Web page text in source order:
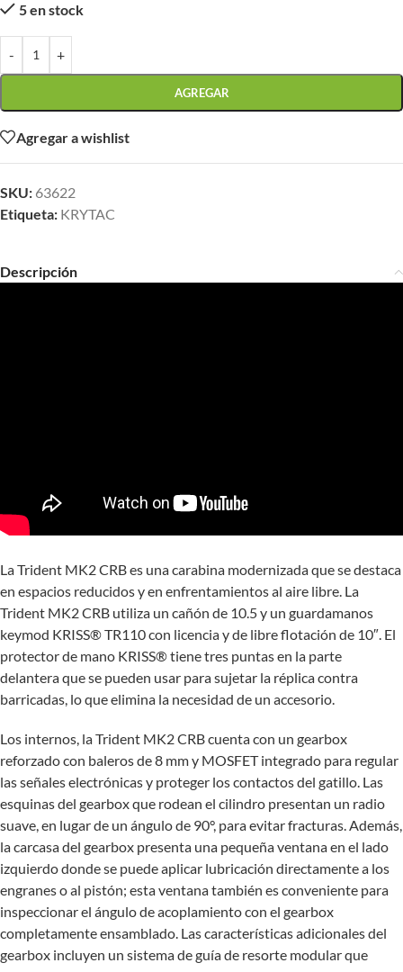
5 en stock
- +
AGREGAR
Agregar a wishlist
SKU: 63622
Etiqueta: KRYTAC
Descripción
La Trident MK2 CRB es una carabina modernizada que se destaca
en espacios reducidos y en enfrentamientos al aire libre. La
Trident MK2 CRB utiliza un cañón de 10.5 y un guardamanos
keymod KRISS® TR110 con licencia y de libre flotación de 10″. El
protector de mano KRISS® tiene tres puntas en la parte
delantera que se pueden usar para sujetar la réplica contra
barricadas, lo que elimina la necesidad de un accesorio.
Los internos, la Trident MK2 CRB cuenta con un gearbox
reforzado con baleros de 8 mm y MOSFET integrado para regular
las señales electrónicas y proteger los contactos del gatillo. Las
esquinas del gearbox que rodean el cilindro presentan un radio
suave, en lugar de un ángulo de 90°, para evitar fracturas. Además,
la carcasa del gearbox presenta una pequeña ventana en el lado
izquierdo donde se puede aplicar lubricación directamente a los
engranes o al pistón; esta ventana también es conveniente para
inspeccionar el ángulo de acoplamiento con el gearbox
completamente ensamblado. Las características adicionales del
gearbox incluyen un sistema de guía de resorte modular que